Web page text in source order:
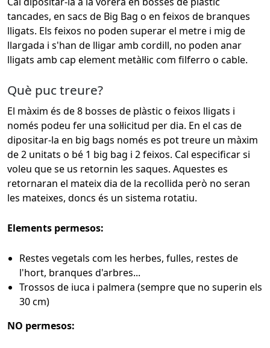
tancades, en sacs de Big Bag o en feixos de branques
lligats. Els feixos no poden superar el metre i mig de
llargada i s'han de lligar amb cordill, no poden anar
lligats amb cap element metàl·lic com filferro o cable.
Què puc treure?
El màxim és de 8 bosses de plàstic o feixos lligats i
només podeu fer una sol·licitud per dia. En el cas de
dipositar-la en big bags només es pot treure un màxim
de 2 unitats o bé 1 big bag i 2 feixos. Cal especificar si
voleu que se us retornin les saques. Aquestes es
retornaran el mateix dia de la recollida però no seran
les mateixes, doncs és un sistema rotatiu.
Elements permesos:
Restes vegetals com les herbes, fulles, restes de
l'hort, branques d'arbres...
Trossos de iuca i palmera (sempre que no superin els
30 cm)
NO permesos: